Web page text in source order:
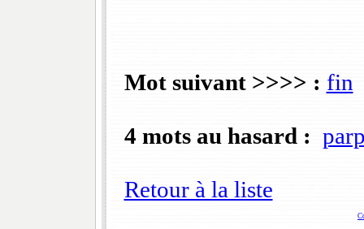
Mot suivant >>>> : fin
4 mots au hasard :
Retour à la liste